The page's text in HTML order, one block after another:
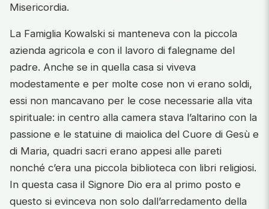
Misericordia.
La Famiglia Kowalski si manteneva con la piccola
azienda agricola e con il lavoro di falegname del
padre. Anche se in quella casa si viveva
modestamente e per molte cose non vi erano soldi,
essi non mancavano per le cose necessarie alla vita
spirituale: in centro alla camera stava l’altarino con la
passione e le statuine di maiolica del Cuore di Gesù e
di Maria, quadri sacri erano appesi alle pareti
nonché c’era una piccola biblioteca con libri religiosi.
In questa casa il Signore Dio era al primo posto e
questo si evinceva non solo dall’arredamento della